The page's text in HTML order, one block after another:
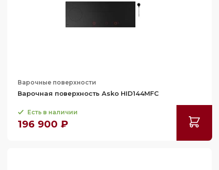
Варочные поверхности
Варочная поверхность Asko HID144MFC
Есть в наличии
196 900 ₽